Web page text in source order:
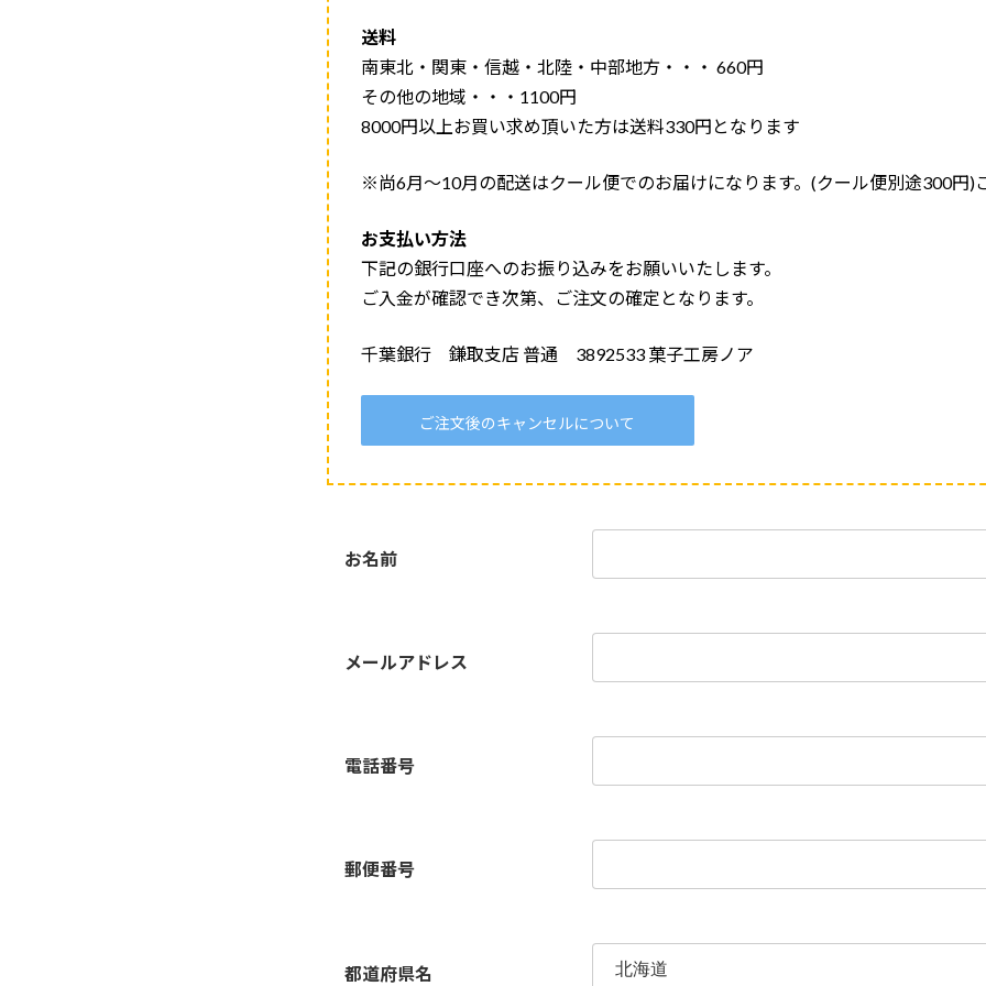
送料
南東北・関東・信越・北陸・中部地方・・・ 660円
その他の地域・・・1100円
8000円以上お買い求め頂いた方は送料330円となります
※尚6月～10月の配送はクール便でのお届けになります。(クール便別途300円)
お支払い方法
下記の銀行口座へのお振り込みをお願いいたします。
ご入金が確認でき次第、ご注文の確定となります。
千葉銀行 鎌取支店 普通 3892533 菓子工房ノア
ご注文後のキャンセルについて
お名前
メールアドレス
電話番号
郵便番号
都道府県名